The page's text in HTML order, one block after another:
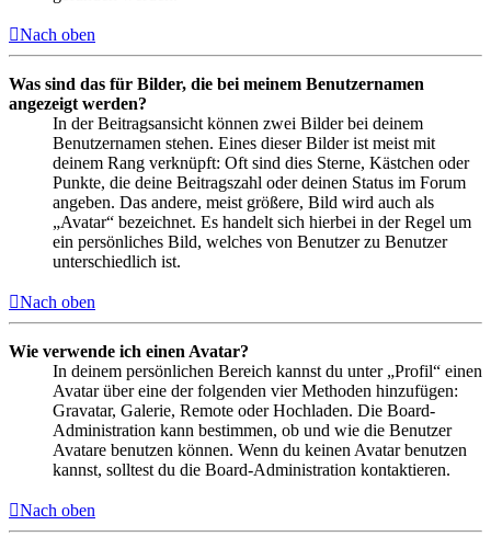
Nach oben
Was sind das für Bilder, die bei meinem Benutzernamen
angezeigt werden?
In der Beitragsansicht können zwei Bilder bei deinem
Benutzernamen stehen. Eines dieser Bilder ist meist mit
deinem Rang verknüpft: Oft sind dies Sterne, Kästchen oder
Punkte, die deine Beitragszahl oder deinen Status im Forum
angeben. Das andere, meist größere, Bild wird auch als
„Avatar“ bezeichnet. Es handelt sich hierbei in der Regel um
ein persönliches Bild, welches von Benutzer zu Benutzer
unterschiedlich ist.
Nach oben
Wie verwende ich einen Avatar?
In deinem persönlichen Bereich kannst du unter „Profil“ einen
Avatar über eine der folgenden vier Methoden hinzufügen:
Gravatar, Galerie, Remote oder Hochladen. Die Board-
Administration kann bestimmen, ob und wie die Benutzer
Avatare benutzen können. Wenn du keinen Avatar benutzen
kannst, solltest du die Board-Administration kontaktieren.
Nach oben